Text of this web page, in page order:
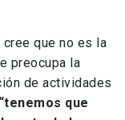
que no es la
preocupa la
de actividades
“tenemos que